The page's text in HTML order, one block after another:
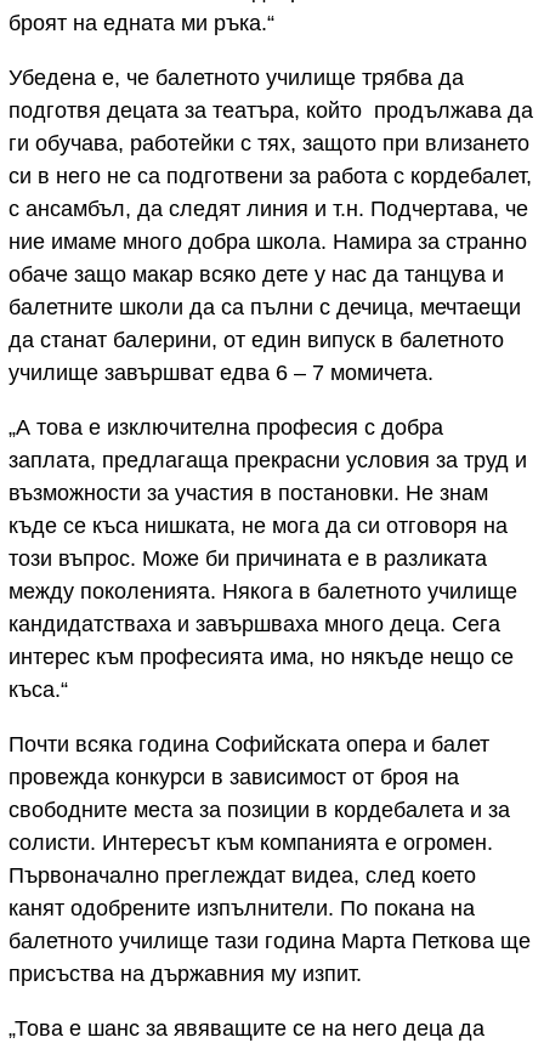
броят на едната ми ръка.“
Убедена е, че балетното училище трябва да
подготвя децата за театъра, който продължава да
ги обучава, работейки с тях, защото при влизането
си в него не са подготвени за работа с кордебалет,
с ансамбъл, да следят линия и т.н. Подчертава, че
ние имаме много добра школа. Намира за странно
обаче защо макар всяко дете у нас да танцува и
балетните школи да са пълни с дечица, мечтаещи
да станат балерини, от един випуск в балетното
училище завършват едва 6 – 7 момичета.
„А това е изключителна професия с добра
заплата, предлагаща прекрасни условия за труд и
възможности за участия в постановки. Не знам
къде се къса нишката, не мога да си отговоря на
този въпрос. Може би причината е в разликата
между поколенията. Някога в балетното училище
кандидатстваха и завършваха много деца. Сега
интерес към професията има, но някъде нещо се
къса.“
Почти всяка година Софийската опера и балет
провежда конкурси в зависимост от броя на
свободните места за позиции в кордебалета и за
солисти. Интересът към компанията е огромен.
Първоначално преглеждат видеа, след което
канят одобрените изпълнители. По покана на
балетното училище тази година Марта Петкова ще
присъства на държавния му изпит.
„Това е шанс за явяващите се на него деца да